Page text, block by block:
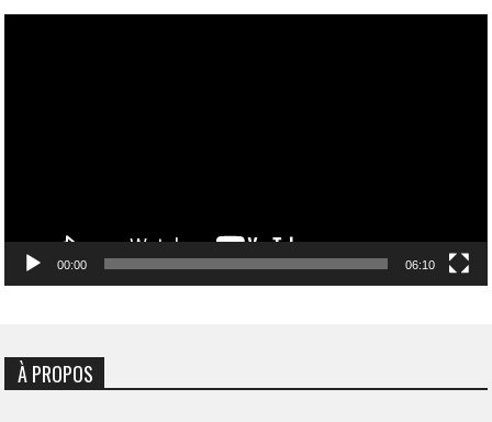
00:00 06:10
À PROPOS